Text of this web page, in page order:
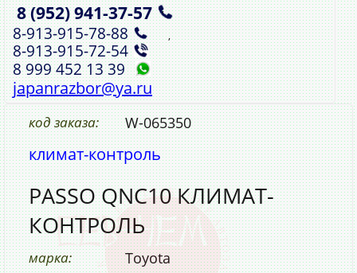
8 (952)941‑37‑57 ,
8‑913‑915‑78‑88 ,
8‑913‑915‑72‑54
8 999 452 13 39
japanrazbor@ya.ru
код заказа: W-065350
климат-контроль
PASSO QNC10 КЛИМАТ-
КОНТРОЛЬ
марка: Toyota